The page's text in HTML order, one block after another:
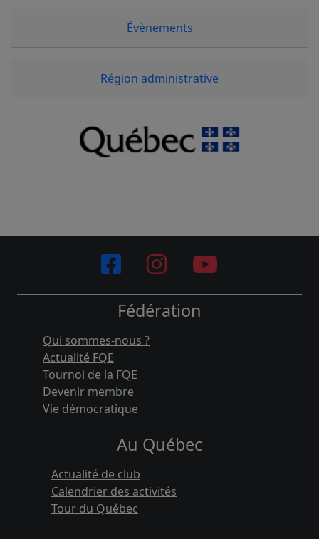
Évènements
Région administrative
Fédération
Qui sommes-nous ?
Actualité FQE
Tournoi de la FQE
Devenir membre
Vie démocratique
Au Québec
Actualité de club
Calendrier des activités
Tour du Québec